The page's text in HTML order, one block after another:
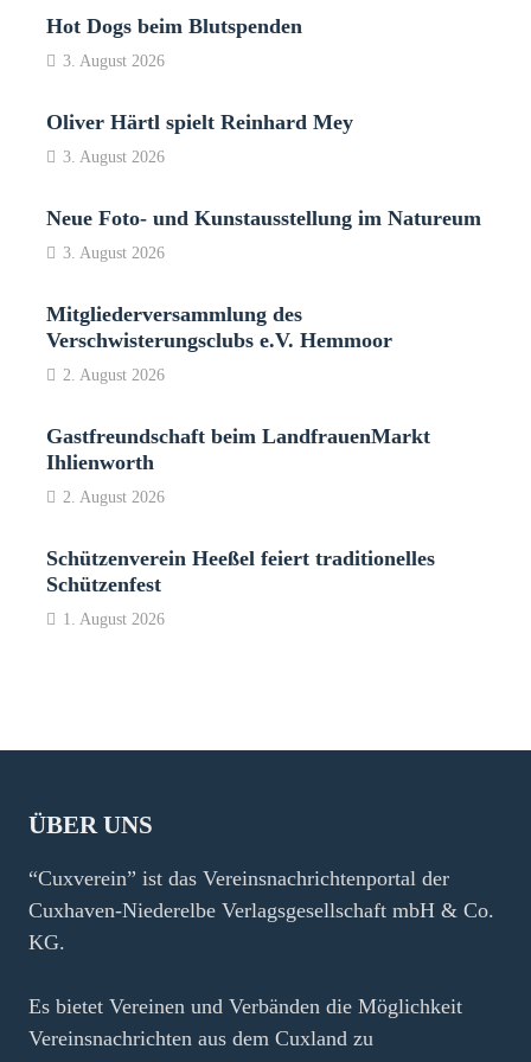
Hot Dogs beim Blutspenden
3. August 2026
Oliver Härtl spielt Reinhard Mey
3. August 2026
Neue Foto- und Kunstausstellung im Natureum
3. August 2026
Mitgliederversammlung des
Verschwisterungsclubs e.V. Hemmoor
2. August 2026
Gastfreundschaft beim LandfrauenMarkt
Ihlienworth
2. August 2026
Schützenverein Heeßel feiert traditionelles
Schützenfest
1. August 2026
ÜBER UNS
“Cuxverein” ist das Vereinsnachrichtenportal der
Cuxhaven-Niederelbe Verlagsgesellschaft mbH & Co.
KG.
Es bietet Vereinen und Verbänden die Möglichkeit
Vereinsnachrichten aus dem Cuxland zu